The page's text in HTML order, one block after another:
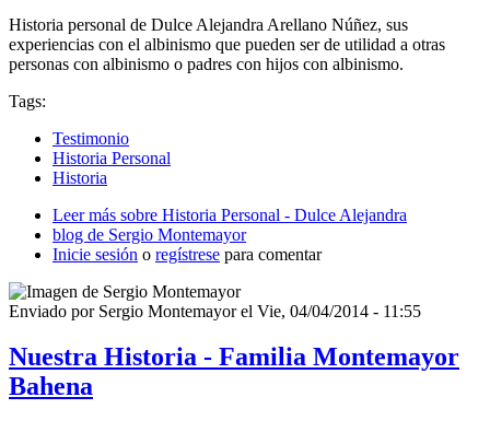
Historia personal de Dulce Alejandra Arellano Núñez, sus
experiencias con el albinismo que pueden ser de utilidad a otras
personas con albinismo o padres con hijos con albinismo.
Tags:
Testimonio
Historia Personal
Historia
Leer más sobre Historia Personal - Dulce Alejandra
blog de Sergio Montemayor
Inicie sesión o regístrese para comentar
Enviado por Sergio Montemayorel Vie, 04/04/2014 - 11:55
Nuestra Historia - Familia Montemayor
Bahena